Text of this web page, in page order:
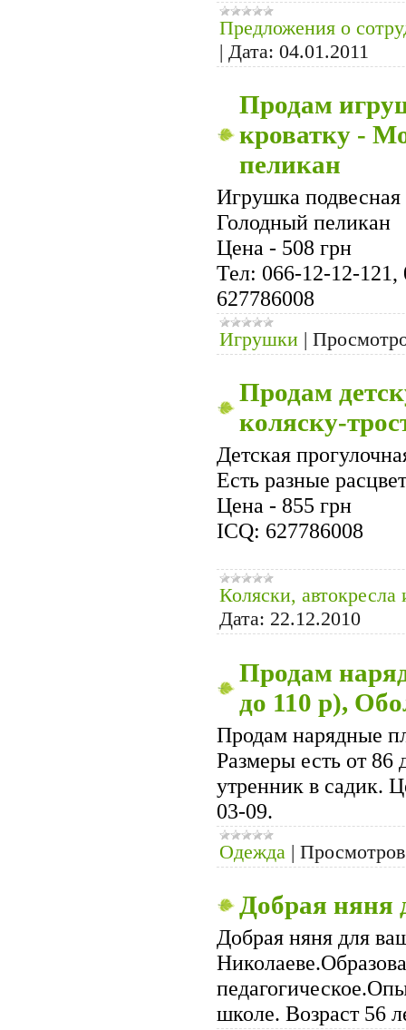
Предложения о
| Дата: 04.01.2011
Продам
кроватку -
пеликан
Игрушка
Голодный пеликан
Цена - 508 грн
Тел: 066-12-12-
627786008
Игрушки |
Продам
коляску-
Детская
Есть разные
Цена - 855 грн
IСQ: 627786008
Коляски, автокресла
Дата: 22.12.2010
Продам
до 110 р),
Продам нарядные
Размеры есть от 86
утренник в садик.
03-09.
Одежда |
Добрая няня
Добрая няня для
школе. Возраст 56